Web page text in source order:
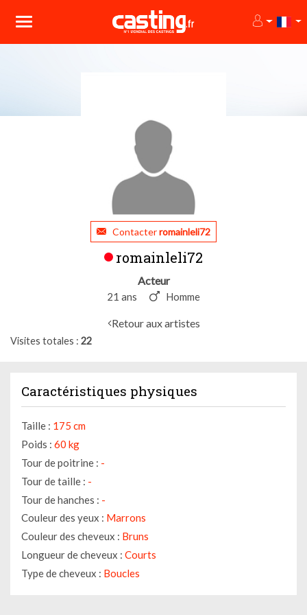
Contacterromainleli72
romainleli72
Acteur
21 ans Homme
Retour aux artistes
Visites totales 22
Caractéristiques physiques
Taille : 175 cm
Poids : 60 kg
Tour de poitrine : -
Tour de taille : -
Tour de hanches : -
Couleur des yeux : Marrons
Couleur des cheveux : Bruns
Longueur de cheveux : Courts
Type de cheveux : Boucles